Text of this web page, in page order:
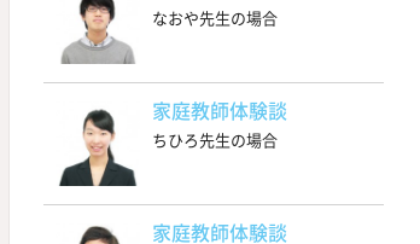
なおや先生の場合
家庭教師体験談
ちひろ先生の場合
家庭教師体験談